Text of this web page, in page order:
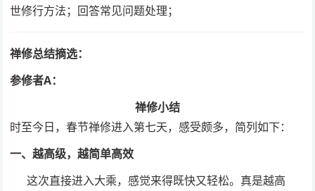
世修行方法；回答常见问题处理；
禅修总结摘选：
参修者A：
禅修小结
时至今日，春节禅修进入第七天，感受颇多，简列如下：
一、越高级，越简单高效
这次直接进入大乘，感觉来得既快又轻松。真是越高